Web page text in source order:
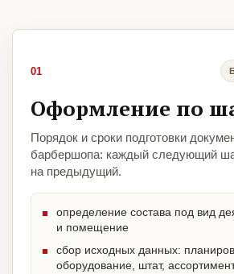
01
Оформление по
Порядок и сроки подготовки
барбершопа: каждый следующий
на предыдущий.
определение состава под вид
и помещение
сбор исходных данных:
оборудование, штат,